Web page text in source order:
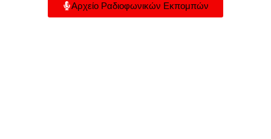
Αρχείο Ραδιοφωνικών Εκπομπών